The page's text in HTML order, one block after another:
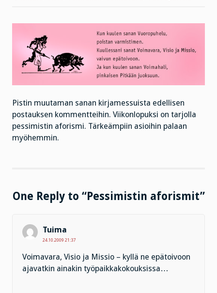
Pistin muutaman sanan kirjamessuista edellisen
postauksen kommentteihin. Viikonlopuksi on tarjolla
pessimistin aforismi. Tärkeämpiin asioihin palaan
myöhemmin.
One Reply to “Pessimistin aforismit”
Tuima
24.10.2009 21:37
Voimavara, Visio ja Missio – kyllä ne epätoivoon
ajavatkin ainakin työpaikkakokouksissa…